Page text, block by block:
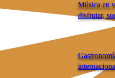
Música en
disfrutar,